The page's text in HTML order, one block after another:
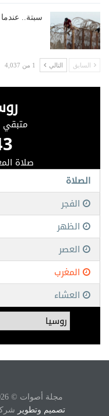
سبتة..
السابق التالي 1 من 4,037
مجلة أصوات © 2026 جميع حقوق الموقع محفوظة.
تصميم وتطوير